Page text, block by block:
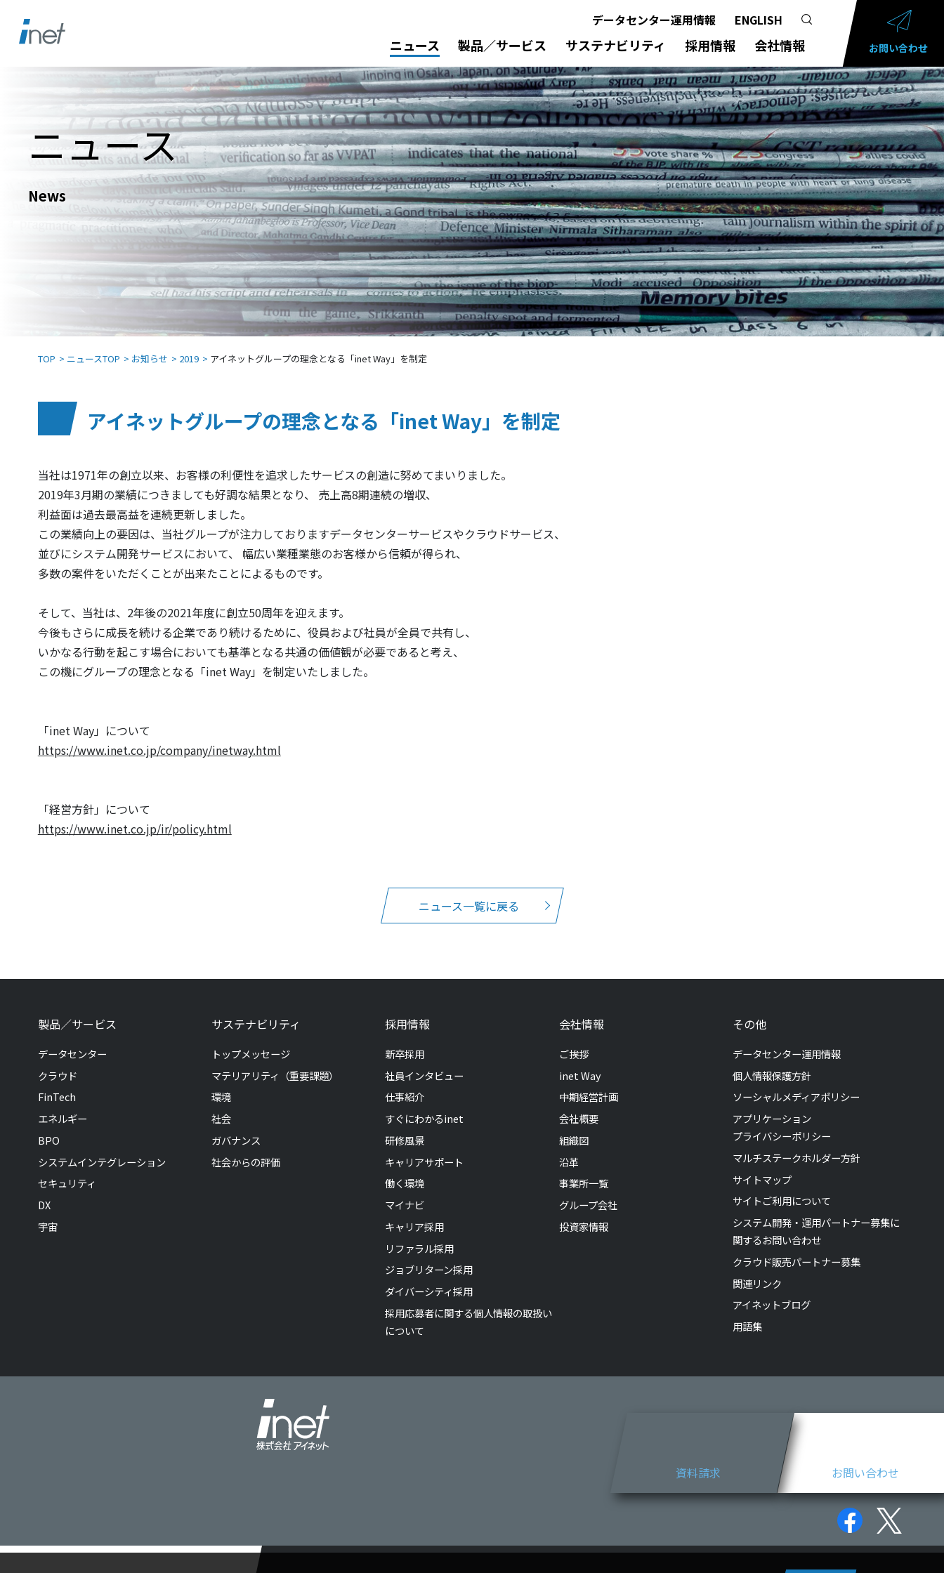
データセンター運用情報 ENGLISH
ニュース 製品／サービス サステナビリティ 採用情報 会社情報 お問い合わせ
ニュース
News
TOP ニュースTOP お知らせ 2019 アイネットグループの理念となる「inet Way」を制定
アイネットグループの理念となる「inet Way」を制定
当社は1971年の創立以来、お客様の利便性を追求したサービスの創造に努めてまいりました。
2019年3月期の業績につきましても好調な結果となり、 売上高8期連続の増収、
利益面は過去最高益を連続更新しました。
この業績向上の要因は、当社グループが注力しておりますデータセンターサービスやクラウドサービス、
並びにシステム開発サービスにおいて、 幅広い業種業態のお客様から信頼が得られ、
多数の案件をいただくことが出来たことによるものです。
そして、当社は、2年後の2021年度に創立50周年を迎えます。
今後もさらに成長を続ける企業であり続けるために、役員および社員が全員で共有し、
いかなる行動を起こす場合においても基準となる共通の価値観が必要であると考え、
この機にグループの理念となる「inet Way」を制定いたしました。
「inet Way」について
https://www.inet.co.jp/company/inetway.html
「経営方針」について
https://www.inet.co.jp/ir/policy.html
ニュース一覧に戻る
製品／サービス
データセンター
クラウド
FinTech
エネルギー
BPO
システムインテグレーション
セキュリティ
DX
宇宙
サステナビリティ
トップメッセージ
マテリアリティ（重要課題）
環境
社会
ガバナンス
社会からの評価
採用情報
新卒採用
社員インタビュー
仕事紹介
すぐにわかるinet
研修風景
キャリアサポート
働く環境
マイナビ
キャリア採用
リファラル採用
ジョブリターン採用
ダイバーシティ採用
採用応募者に関する個人情報の取扱い
について
会社情報
ご挨拶
inet Way
中期経営計画
会社概要
組織図
沿革
事業所一覧
グループ会社
投資家情報
その他
データセンター運用情報
個人情報保護方針
ソーシャルメディアポリシー
アプリケーション
プライバシーポリシー
マルチステークホルダー方針
サイトマップ
サイトご利用について
システム開発・運用パートナー募集に
関するお問い合わせ
クラウド販売パートナー募集
関連リンク
アイネットブログ
用語集
資料請求 お問い合わせ